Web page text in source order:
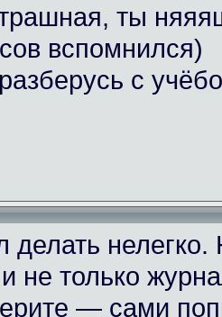
ты
вспомнился)
с
не только
— сами